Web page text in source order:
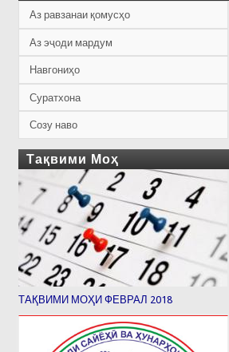
Аз равзанаи қомусҳо
Аз эҷоди мардум
Навгониҳо
Суратхона
Созу наво
Тақвими Моҳ
ТАҚВИМИ МОҲИ ФЕВРАЛ 2018